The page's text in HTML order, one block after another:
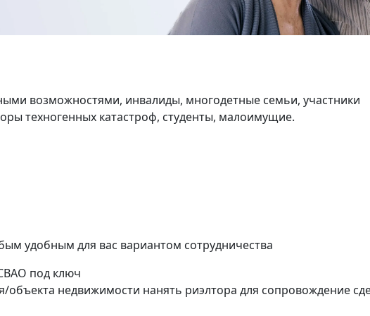
возможностями, инвалиды, многодетные семьи, участники
техногенных катастроф, студенты, малоимущие.
удобным для вас вариантом сотрудничества
под ключ
объекта недвижимости нанять риэлтора для сопровождение
41 кв.м.
47 кв.м.